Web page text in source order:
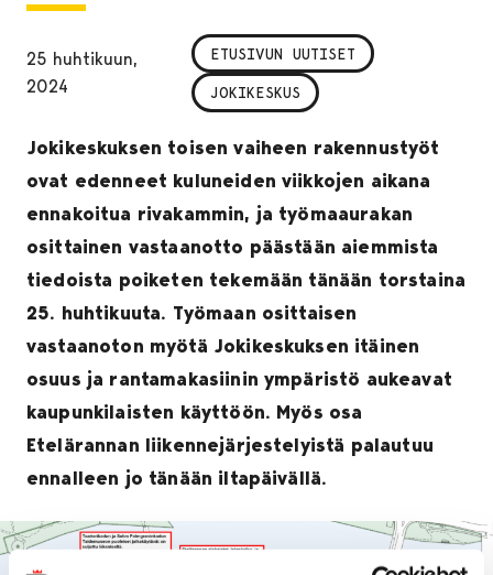
25 huhtikuun,
2024
ETUSIVUN UUTISET
JOKIKESKUS
Jokikeskuksen toisen vaiheen rakennustyöt
ovat edenneet kuluneiden viikkojen aikana
ennakoitua rivakammin, ja työmaaurakan
osittainen vastaanotto päästään aiemmista
tiedoista poiketen tekemään tänään torstaina
25. huhtikuuta. Työmaan osittaisen
vastaanoton myötä Jokikeskuksen itäinen
osuus ja rantamakasiinin ympäristö aukeavat
kaupunkilaisten käyttöön. Myös osa
Etelärannan liikennejärjestelyistä palautuu
ennalleen jo tänään iltapäivällä.